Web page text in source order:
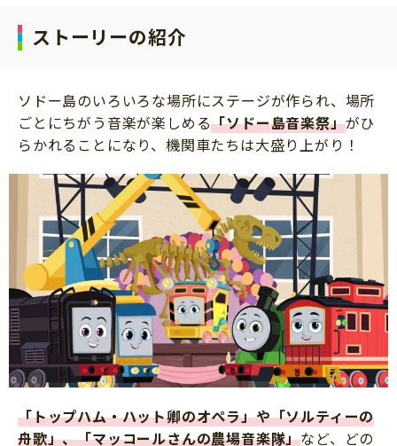
ストーリーの紹介
ソドー島のいろいろな場所にステージが作られ、場所
ごとにちがう音楽が楽しめる「ソドー島音楽祭」がひ
らかれることになり、機関車たちは大盛り上がり！
「トップハム・ハット卿のオペラ」や「ソルティーの
舟歌」、「マッコールさんの農場音楽隊」など、どの